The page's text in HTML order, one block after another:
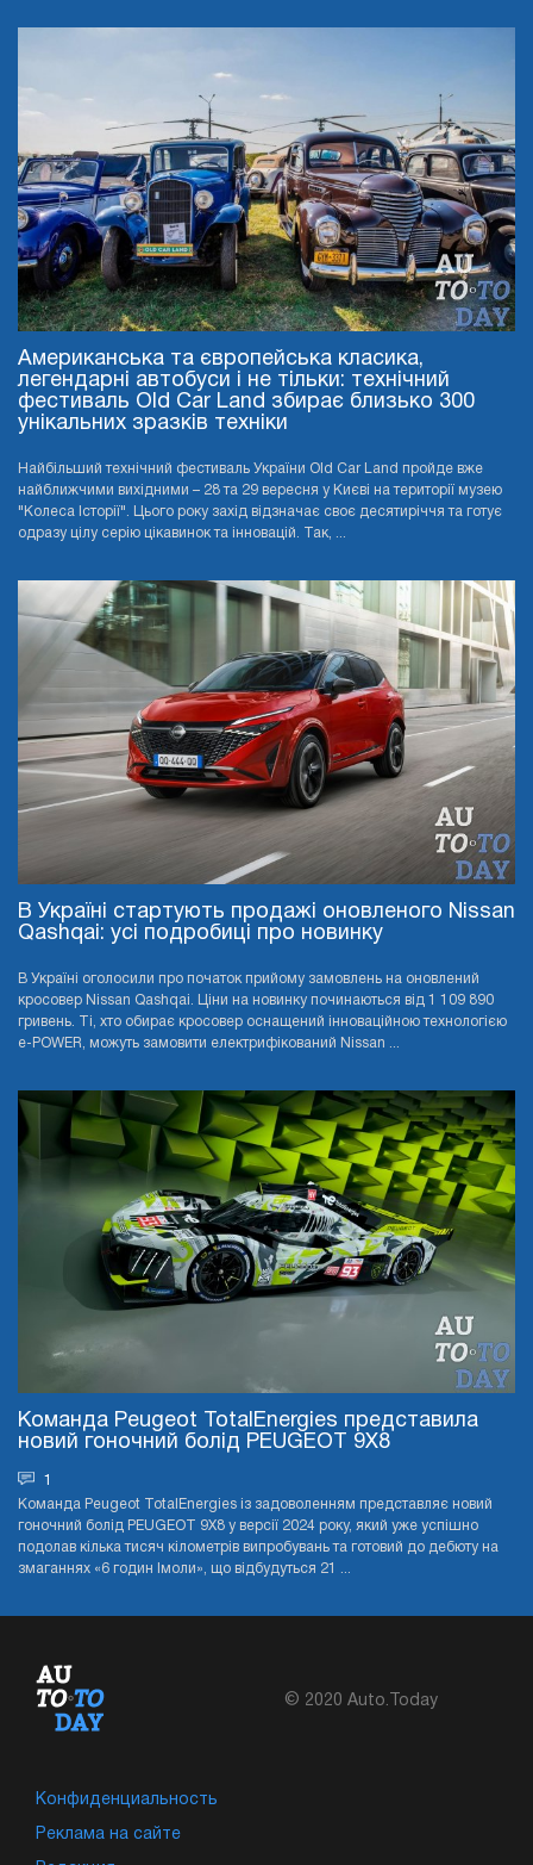
Американська та європейська класика,
легендарні автобуси і не тільки: технічний
фестиваль Old Car Land збирає близько 300
унікальних зразків техніки
Найбільший технічний фестиваль України Old Car Land пройде вже
найближчими вихідними – 28 та 29 вересня у Києві на території музею
"Колеса Історії". Цього року захід відзначає своє десятиріччя та готує
одразу цілу серію цікавинок та інновацій. Так, ...
В Україні стартують продажі оновленого Nissan
Qashqai: усі подробиці про новинку
В Україні оголосили про початок прийому замовлень на оновлений
кросовер Nissan Qashqai. Ціни на новинку починаються від 1 109 890
гривень. Ті, хто обирає кросовер оснащений інноваційною технологією
e-POWER, можуть замовити електрифікований Nissan ...
Команда Peugeot TotalEnergies представила
новий гоночний болід PEUGEOT 9X8
Команда Peugeot TotalEnergies із задоволенням представляє новий
гоночний болід PEUGEOT 9X8 у версії 2024 року, який уже успішно
подолав кілька тисяч кілометрів випробувань та готовий до дебюту на
змаганнях «6 годин Імоли», що відбудуться 21 ...
© 2020 Auto.Today
Конфиденциальность
Реклама на сайте